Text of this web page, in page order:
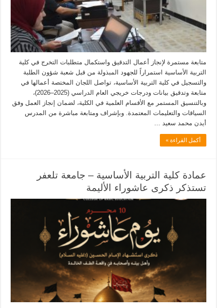
متابعة مستمرة لإنجاز أعمال التدقيق واستكمال متطلبات التخرج في كلية
التربية الأساسية استمراراً للجهود المبذولة من قبل شعبة شؤون الطلبة
والتسجيل في كلية التربية الأساسية، تواصل اللجان المختصة أعمالها في
متابعة وتدقيق بيانات ودرجات خريجي العام الدراسي (2025–2026)،
وبالتنسيق المستمر مع الأقسام العلمية في الكلية، لضمان إنجاز العمل وفق
السياقات والتعليمات المعتمدة. وبإشراف ومتابعة مباشرة من المدرس
أيدن محمد سعيد …
أكمل القراءة »
عمادة كلية التربية الأساسية – جامعة تلعفر
تستذكر ذكرى عاشوراء الأليمة